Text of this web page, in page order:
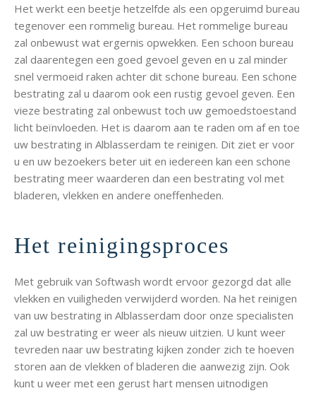
Het werkt een beetje hetzelfde als een opgeruimd bureau
tegenover een rommelig bureau. Het rommelige bureau
zal onbewust wat ergernis opwekken. Een schoon bureau
zal daarentegen een goed gevoel geven en u zal minder
snel vermoeid raken achter dit schone bureau. Een schone
bestrating zal u daarom ook een rustig gevoel geven. Een
vieze bestrating zal onbewust toch uw gemoedstoestand
licht beïnvloeden. Het is daarom aan te raden om af en toe
uw bestrating in Alblasserdam te reinigen. Dit ziet er voor
u en uw bezoekers beter uit en iedereen kan een schone
bestrating meer waarderen dan een bestrating vol met
bladeren, vlekken en andere oneffenheden.
Het reinigingsproces
Met gebruik van Softwash wordt ervoor gezorgd dat alle
vlekken en vuiligheden verwijderd worden. Na het reinigen
van uw bestrating in Alblasserdam door onze specialisten
zal uw bestrating er weer als nieuw uitzien. U kunt weer
tevreden naar uw bestrating kijken zonder zich te hoeven
storen aan de vlekken of bladeren die aanwezig zijn. Ook
kunt u weer met een gerust hart mensen uitnodigen